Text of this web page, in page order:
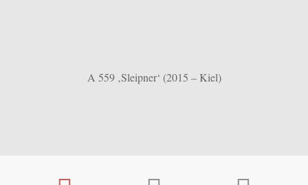
A 559 ‚Sleipner‘ (2015 – Kiel)